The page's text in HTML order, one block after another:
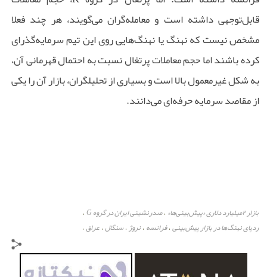
قابل‌توجهی داشته است و معامله‌گران می‌گویند، هر چند فعلا
مشخص نیست که نهنگ یا نهنگ‌هایی روی این تیم سرمایه‌گذرای
کرده باشند اما حجم معاملات پرتغال نسبت به احتمال قهرمانی آن،
به شکل غیرمعمول بالا است و بسیاری از تحلیلگران، بازار آن را یکی
از مقاصد سرمایه حرفه‌ای می‌دانند.
بازار ۲‌میلیارد دلاری «پیش‌بینی‌ها» ،صدرنشینی ایران در گروه G ،
ردپای نهنگ‌ها در بازار پیش‌بینی،فرانسه ،نروژ،سنگال،عراق ،